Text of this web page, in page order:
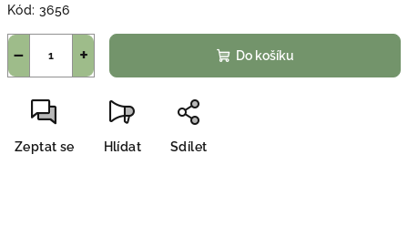
Kód: 3656
+
− Do košíku
Zeptat se Hlídat Sdílet